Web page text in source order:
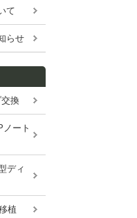
て
らせ
換
ート
ディ
植